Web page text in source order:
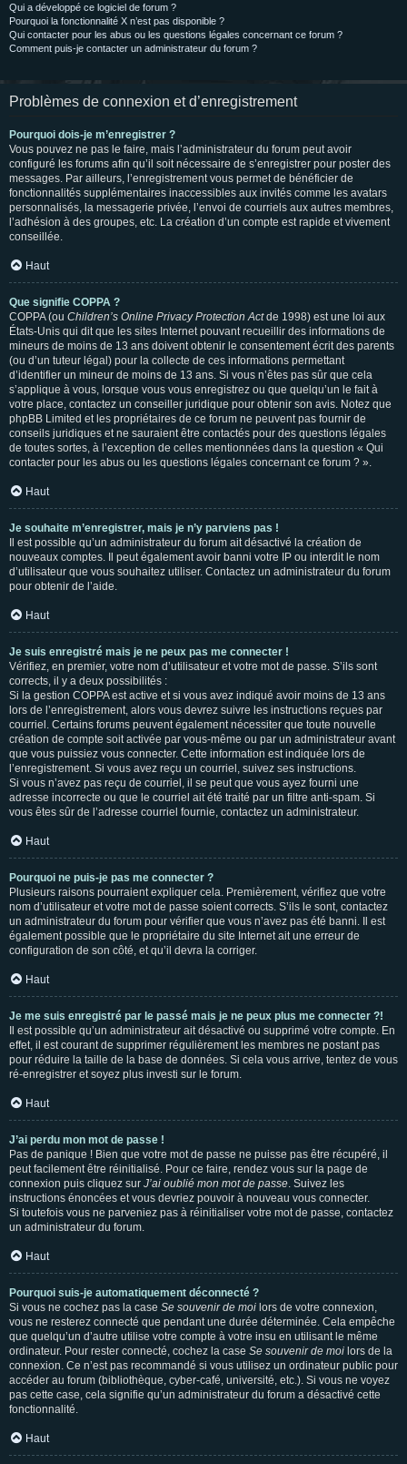
Qui a développé ce logiciel de forum ?
Pourquoi la fonctionnalité X n’est pas disponible ?
Qui contacter pour les abus ou les questions légales concernant ce forum ?
Comment puis-je contacter un administrateur du forum ?
Problèmes de connexion et d’enregistrement
Pourquoi dois-je m’enregistrer ?
Vous pouvez ne pas le faire, mais l’administrateur du forum peut avoir
configuré les forums afin qu’il soit nécessaire de s’enregistrer pour poster des
messages. Par ailleurs, l’enregistrement vous permet de bénéficier de
fonctionnalités supplémentaires inaccessibles aux invités comme les avatars
personnalisés, la messagerie privée, l’envoi de courriels aux autres membres,
l’adhésion à des groupes, etc. La création d’un compte est rapide et vivement
conseillée.
Haut
Que signifie COPPA ?
COPPA (ou Children’s Online Privacy Protection Actde 1998) est une loi aux
États-Unis qui dit que les sites Internet pouvant recueillir des informations de
mineurs de moins de 13 ans doivent obtenir le consentement écrit des parents
(ou d’un tuteur légal) pour la collecte de ces informations permettant
d’identifier un mineur de moins de 13 ans. Si vous n’êtes pas sûr que cela
s’applique à vous, lorsque vous vous enregistrez ou que quelqu’un le fait à
votre place, contactez un conseiller juridique pour obtenir son avis. Notez que
phpBB Limited et les propriétaires de ce forum ne peuvent pas fournir de
conseils juridiques et ne sauraient être contactés pour des questions légales
de toutes sortes, à l’exception de celles mentionnées dans la question « Qui
contacter pour les abus ou les questions légales concernant ce forum ? ».
Haut
Je souhaite m’enregistrer, mais je n’y parviens pas !
Il est possible qu’un administrateur du forum ait désactivé la création de
nouveaux comptes. Il peut également avoir banni votre IP ou interdit le nom
d’utilisateur que vous souhaitez utiliser. Contactez un administrateur du forum
pour obtenir de l’aide.
Haut
Je suis enregistré mais je ne peux pas me connecter !
Vérifiez, en premier, votre nom d’utilisateur et votre mot de passe. S’ils sont
corrects, il y a deux possibilités :
Si la gestion COPPA est active et si vous avez indiqué avoir moins de 13 ans
lors de l’enregistrement, alors vous devrez suivre les instructions reçues par
courriel. Certains forums peuvent également nécessiter que toute nouvelle
création de compte soit activée par vous-même ou par un administrateur avant
que vous puissiez vous connecter. Cette information est indiquée lors de
l’enregistrement. Si vous avez reçu un courriel, suivez ses instructions.
Si vous n’avez pas reçu de courriel, il se peut que vous ayez fourni une
adresse incorrecte ou que le courriel ait été traité par un filtre anti-spam. Si
vous êtes sûr de l’adresse courriel fournie, contactez un administrateur.
Haut
Pourquoi ne puis-je pas me connecter ?
Plusieurs raisons pourraient expliquer cela. Premièrement, vérifiez que votre
nom d’utilisateur et votre mot de passe soient corrects. S’ils le sont, contactez
un administrateur du forum pour vérifier que vous n’avez pas été banni. Il est
également possible que le propriétaire du site Internet ait une erreur de
configuration de son côté, et qu’il devra la corriger.
Haut
Je me suis enregistré par le passé mais je ne peux plus me connecter ?!
Il est possible qu’un administrateur ait désactivé ou supprimé votre compte. En
effet, il est courant de supprimer régulièrement les membres ne postant pas
pour réduire la taille de la base de données. Si cela vous arrive, tentez de vous
ré-enregistrer et soyez plus investi sur le forum.
Haut
J’ai perdu mon mot de passe !
Pas de panique ! Bien que votre mot de passe ne puisse pas être récupéré, il
peut facilement être réinitialisé. Pour ce faire, rendez vous sur la page de
connexion puis cliquez sur J’ai oublié mon mot de passe. Suivez les
instructions énoncées et vous devriez pouvoir à nouveau vous connecter.
Si toutefois vous ne parveniez pas à réinitialiser votre mot de passe, contactez
un administrateur du forum.
Haut
Pourquoi suis-je automatiquement déconnecté ?
Si vous ne cochez pas la case Se souvenir de moi lors de votre connexion,
vous ne resterez connecté que pendant une durée déterminée. Cela empêche
que quelqu’un d’autre utilise votre compte à votre insu en utilisant le même
ordinateur. Pour rester connecté, cochez la case Se souvenir de moi lors de la
connexion. Ce n’est pas recommandé si vous utilisez un ordinateur public pour
accéder au forum (bibliothèque, cyber-café, université, etc.). Si vous ne voyez
pas cette case, cela signifie qu’un administrateur du forum a désactivé cette
fonctionnalité.
Haut